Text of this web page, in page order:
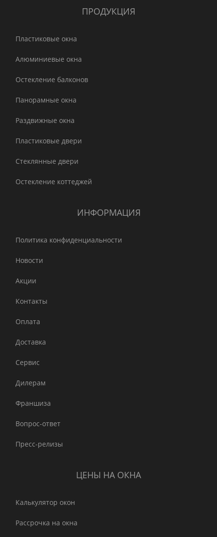
ПРОДУКЦИЯ
Пластиковые окна
Алюминиевые окна
Остекление балконов
Панорамные окна
Раздвижные окна
Пластиковые двери
Стеклянные двери
Остекление коттеджей
ИНФОРМАЦИЯ
Политика конфиденциальности
Новости
Акции
Контакты
Оплата
Доставка
Сервис
Дилерам
Франшиза
Вопрос-ответ
Пресс-релизы
ЦЕНЫ НА ОКНА
Калькулятор окон
Рассрочка на окна